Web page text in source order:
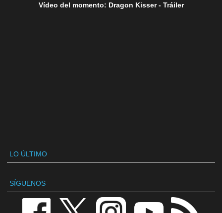
Vídeo del momento: Dragon Kisser - Tráiler
LO ÚLTIMO
SÍGUENOS